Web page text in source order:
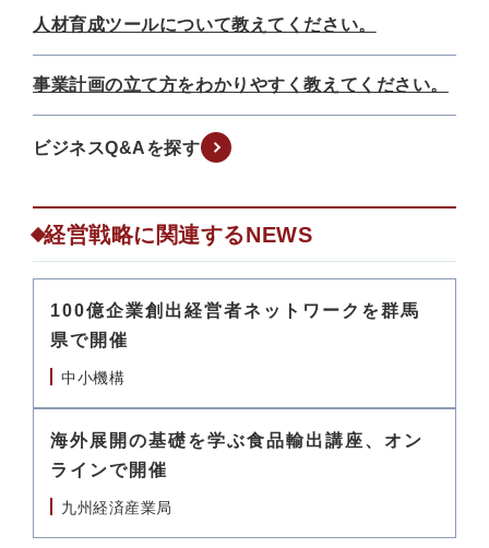
人材育成ツールについて教えてください。
事業計画の立て方をわかりやすく教えてください。
ビジネスQ&Aを探す
経営戦略に関連するNEWS
100億企業創出経営者ネットワークを群馬
県で開催
中小機構
海外展開の基礎を学ぶ食品輸出講座、オン
ラインで開催
九州経済産業局